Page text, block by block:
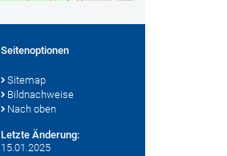
Seitenoptionen
Sitemap
Bildnachweise
Nach oben
Letzte Änderung:
15.01.2025